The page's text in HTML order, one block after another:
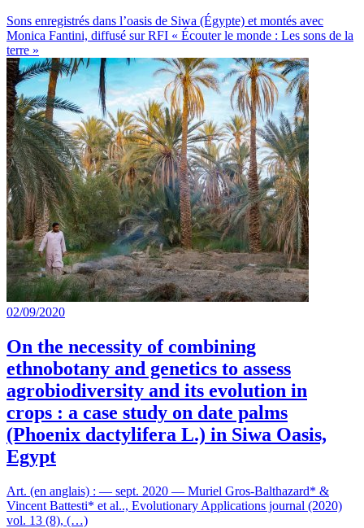
Sons enregistrés dans l’oasis de Siwa (Égypte) et montés avec
Monica Fantini, diffusé sur RFI « Écouter le monde : Les sons de la
terre »
02/09/2020
On the necessity of combining
ethnobotany and genetics to assess
agrobiodiversity and its evolution in
crops : a case study on date palms
(Phoenix dactylifera L.) in Siwa Oasis,
Egypt
Art. (en anglais) : — sept. 2020 — Muriel Gros-Balthazard* &
Vincent Battesti* et al.., Evolutionary Applications journal (2020)
vol. 13 (8), (…)